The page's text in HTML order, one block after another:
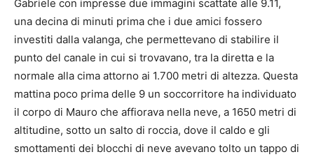
Gabriele con impresse due immagini scattate alle 9.11,
una decina di minuti prima che i due amici fossero
investiti dalla valanga, che permettevano di stabilire il
punto del canale in cui si trovavano, tra la diretta e la
normale alla cima attorno ai 1.700 metri di altezza. Questa
mattina poco prima delle 9 un soccorritore ha individuato
il corpo di Mauro che affiorava nella neve, a 1650 metri di
altitudine, sotto un salto di roccia, dove il caldo e gli
smottamenti dei blocchi di neve avevano tolto un tappo di